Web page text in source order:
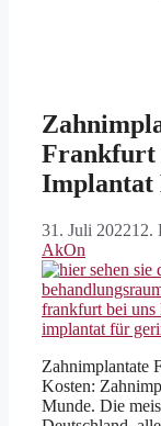
Frankfurt
Implantat
31. Juli 202212.
AkOn
Zahnimplantate
Kosten:
Munde. Die